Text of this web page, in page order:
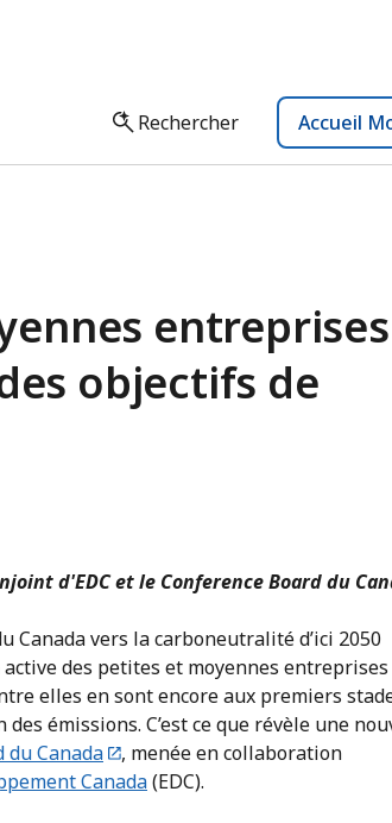
Rechercher Accueil
entreprises
objectifs de
d'EDC et le Conference Board du
Canada vers la carboneutralité d’ici 2050
des petites et moyennes entreprises
elles en sont encore aux premiers
émissions. C’est ce que révèle une
du Canada
, menée en collaboration
Canada(EDC).